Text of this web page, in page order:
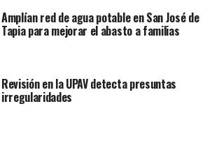
Amplían red de agua potable en San José de
Tapia para mejorar el abasto a familias
Revisión en la UPAV detecta presuntas
irregularidades